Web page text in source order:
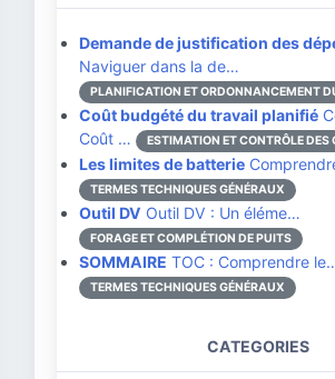
Demande de justification des
Naviguer dans la de…
PLANIFICATION ET ORDONNANCEMENT
Coût budgété du travail planifié
Coût …
ESTIMATION ET CONTRÔLE DES
Les limites de batterie
TERMES TECHNIQUES GÉNÉRAUX
Outil DV Outil DV : Un éléme…
FORAGE ET COMPLÉTION DE PUITS
SOMMAIRE TOC : Comprendre
TERMES TECHNIQUES GÉNÉRAUX
CATEGORIES